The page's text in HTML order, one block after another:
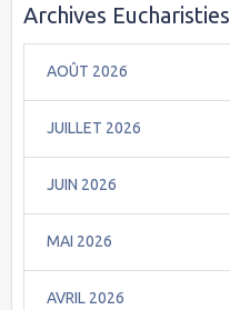
Archives Eucharisties
AOÛT 2026
JUILLET 2026
JUIN 2026
MAI 2026
AVRIL 2026